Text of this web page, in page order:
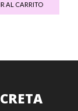
AL CARRITO